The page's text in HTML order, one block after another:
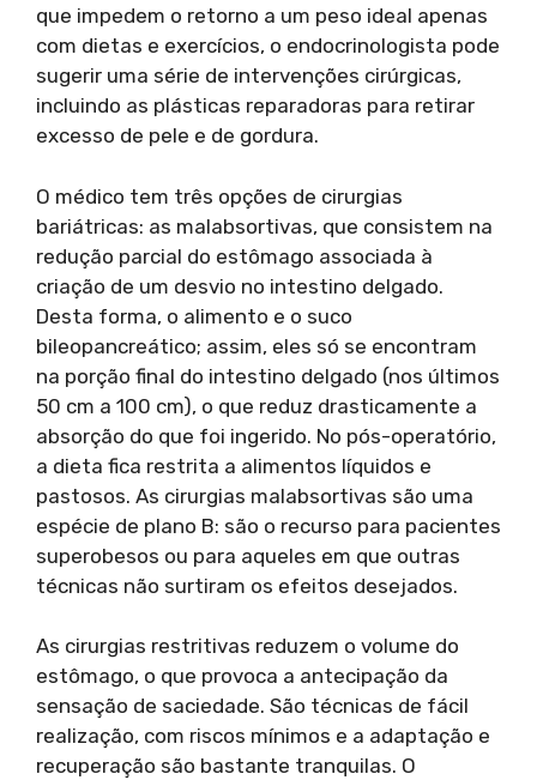
que impedem o retorno a um peso ideal apenas
com dietas e exercícios, o endocrinologista pode
sugerir uma série de intervenções cirúrgicas,
incluindo as plásticas reparadoras para retirar
excesso de pele e de gordura.
O médico tem três opções de cirurgias
bariátricas: as malabsortivas, que consistem na
redução parcial do estômago associada à
criação de um desvio no intestino delgado.
Desta forma, o alimento e o suco
bileopancreático; assim, eles só se encontram
na porção final do intestino delgado (nos últimos
50 cm a 100 cm), o que reduz drasticamente a
absorção do que foi ingerido. No pós-operatório,
a dieta fica restrita a alimentos líquidos e
pastosos. As cirurgias malabsortivas são uma
espécie de plano B: são o recurso para pacientes
superobesos ou para aqueles em que outras
técnicas não surtiram os efeitos desejados.
As cirurgias restritivas reduzem o volume do
estômago, o que provoca a antecipação da
sensação de saciedade. São técnicas de fácil
realização, com riscos mínimos e a adaptação e
recuperação são bastante tranquilas. O